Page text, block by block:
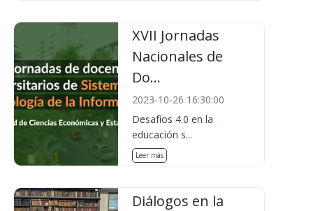
XVII Jornadas
Nacionales de
Do...
2023-10-26 16:30:00
Desafíos 4.0 en la
educación s...
Leer más
Diálogos en la